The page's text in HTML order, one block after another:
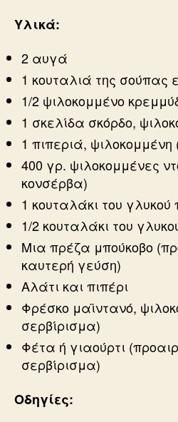
Υλικά:
2 αυγά
1 κουταλιά της σούπας
1/2 ψιλοκομμένο
1 σκελίδα σκόρδο,
1 πιπεριά, ψιλοκομμένη
400 γρ. ψιλοκομμένες
κονσέρβα)
1 κουταλάκι του
1/2 κουταλάκι του
Μια πρέζα μπούκοβο
καυτερή γεύση)
Αλάτι και πιπέρι
Φρέσκο μαϊντανό,
σερβίρισμα)
Φέτα ή γιαούρτι
σερβίρισμα)
Οδηγίες: